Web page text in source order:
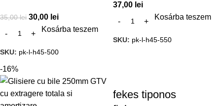
35,00lei 30,00 lei
Kosárba teszem
SKU: pk-l-h45-500
37,00 lei
Kosárba teszem
SKU: pk-l-h45-550
-16%
fekes tiponos